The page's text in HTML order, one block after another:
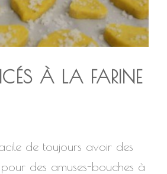
À LA FARINE
de toujours avoir des
des amuses-bouches à